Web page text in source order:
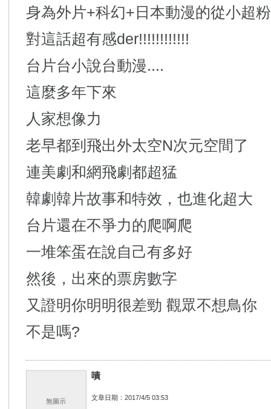
身為外片+科幻+日本動漫的從小超粉
對這話超有感der!!!!!!!!!!!!
台片台小說台動漫....
這麼多年下來
人家想像力
老早都到飛出外太空N次元空間了
連美劇和網飛劇都超猛
韓劇韓片故事和特效，也進化超大
台片還在不爭力的爬啊爬
一堆笨蛋在說自己有多好
然後，出來的票房數字
又證明你明明很差勁 觀眾不想鳥你
不是嗎?
無圖示
嘖
文章日期：2017/4/5 03:53